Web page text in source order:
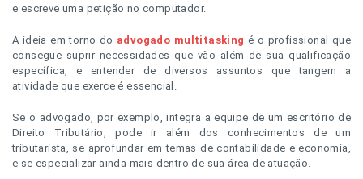
e escreve uma petição no computador.
A ideia em torno do advogado multitasking é o profissional que
consegue suprir necessidades que vão além de sua qualificação
específica, e entender de diversos assuntos que tangem a
atividade que exerce é essencial.
Se o advogado, por exemplo, integra a equipe de um escritório de
Direito Tributário, pode ir além dos conhecimentos de um
tributarista, se aprofundar em temas de contabilidade e economia,
e se especializar ainda mais dentro de sua área de atuação.